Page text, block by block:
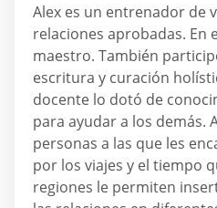
Alex es un entrenador de
relaciones aprobadas. En
maestro. También
escritura y curación
docente lo dotó de
para ayudar a los demás.
personas a las que les
por los viajes y el tiempo
regiones le permiten